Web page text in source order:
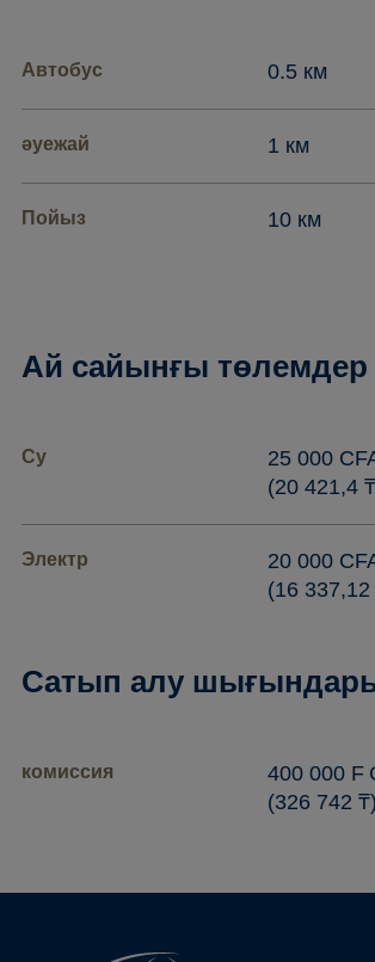
Автобус 0.5 км
әуежай 1 км
Пойыз 10 км
Ай сайынғы төлемдер
Су
25 000
(20 421,4
Электр
20 000
(16 337,12
Сатып алу
комиссия
400 000 F
(326 742 ₸)